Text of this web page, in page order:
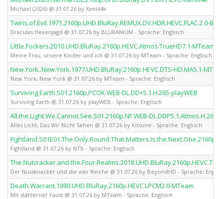
Michael (2026) @ 31.07.26 by XeniX4k
Twins.of.Evil.1971.2160p.UHD.BluRay.REMUX.DV.HDR.HEVC.FLAC.2.0-
Draculas Hexenjagd @ 31.07.26 by BLURANiUM - Sprache: Englisch
Little.Fockers.2010.UHD.BluRay.2160p.HEVC.Atmos.TrueHD7.1-MTeam
Meine Frau, unsere Kinder und ich @ 31.07.26 by MTeam - Sprache: Englisch
New.York..New.York.1977.UHD.BluRay.2160p.HEVC.DTS-HD.MA5.1-
New York, New York @ 31.07.26 by MTeam - Sprache: Englisch
Surviving.Earth.S01.2160p.PCOK.WEB-DL.DD+5.1.H.265-playWEB
Surviving Earth @ 31.07.26 by playWEB - Sprache: Englisch
All.the.Light.We.Cannot.See.S01.2160p.NF.WEB-
Alles Licht, Das Wir Nicht Sehen @ 31.07.26 by Kitsune - Sprache: Englisch
Fightland @ 31.07.26 by NTb - Sprache: Englisch
Der Nussknacker und die vier Reiche @ 31.07.26 by BeyondHD - Sprache:
Death.Warrant.1990.UHD.BluRay.2160p.HEVC.LPCM2.0-MTeam
Mit stählerner Faust @ 31.07.26 by MTeam - Sprache: Englisch